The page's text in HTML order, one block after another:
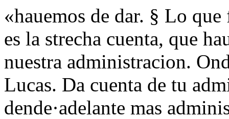
«hauemos de dar. § Lo
es la strecha cuenta, que
nuestra administracion.
Lucas. Da cuenta de tu
dende·adelante mas